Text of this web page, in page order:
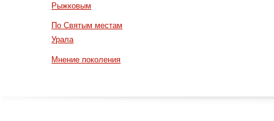
Рыжковым
По Святым местам
Урала
Мнение поколения